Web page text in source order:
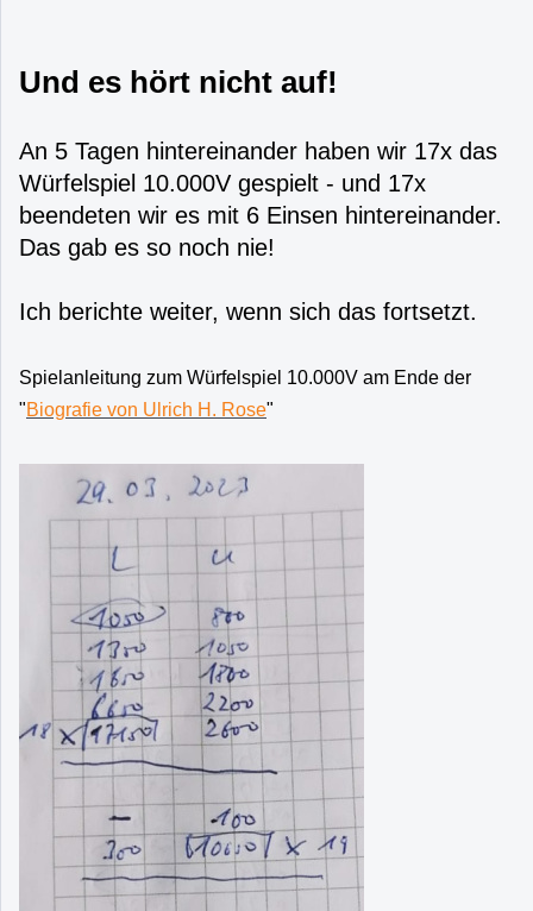
Und es hört nicht auf!
An 5 Tagen hintereinander haben wir 17x das
Würfelspiel 10.000V gespielt - und 17x
beendeten wir es mit 6 Einsen hintereinander.
Das gab es so noch nie!
Ich berichte weiter, wenn sich das fortsetzt.
Spielanleitung zum Würfelspiel 10.000V am Ende der
"Biografie von Ulrich H. Rose"